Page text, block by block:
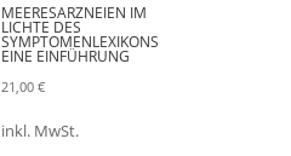
MEERESARZNEIEN IM
LICHTE DES
SYMPTOMENLEXIKONS
EINE EINFÜHRUNG
21,00 €
inkl. MwSt.